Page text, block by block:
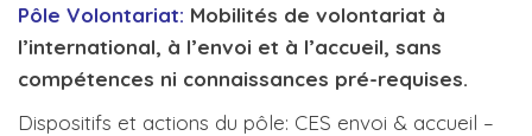
Pôle Volontariat: Mobilités de volontariat à
l’international, à l’envoi et à l’accueil, sans
compétences ni connaissances pré-requises.
Dispositifs et actions du pôle: CES envoi & accueil –